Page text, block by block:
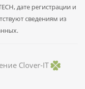
дате регистрации и
сведениям из
Clover-IT